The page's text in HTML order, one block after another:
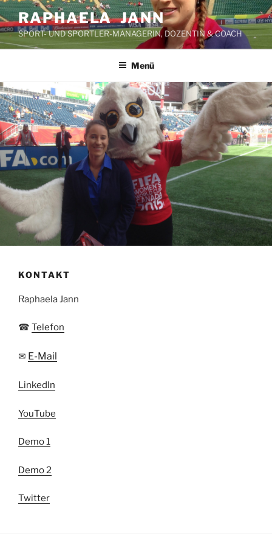
Zum
Inhalt
springen
RAPHAELA JANN
SPORT- UND SPORTLER-MANAGERIN, DOZENTIN & COACH
Menü
KONTAKT
Raphaela Jann
☎ Telefon
✉ E-Mail
LinkedIn
YouTube
Demo 1
Demo 2
Twitter